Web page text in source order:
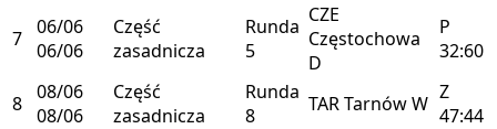
7 06/06
06/06
Część
zasadnicza
Runda
5
CZE
Częstochowa
D
P
32:60
8 08/06
08/06
Część
zasadnicza
Runda
8
TARTarnówW Z
47:44